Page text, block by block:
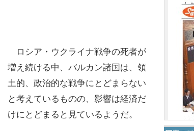
ロシア・ウクライナ戦争の死者が
増え続ける中、バルカン諸国は、領
土的、政治的な戦争にとどまらない
と考えているものの、影響は経済だ
けにとどまると見ているようだ。